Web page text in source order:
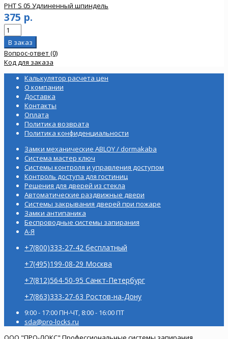
PHT S 05 Удлиненный шпиндель
375 р.
Вопрос-ответ (0)
Код для заказа
Калькулятор расчета цен
О компании
Доставка
Контакты
Оплата
Политика возврата
Политика конфиденциальности
Замки механические ABLOY / dormakaba
Система мастер ключ
Системы контроля и управления доступом
Контроль доступа для гостиниц
Решения для дверей из стекла
Автоматические раздвижные двери
Системы закрывания дверей при пожаре
Замки антипаника
Беспроводные системы запирания
А-Я
+7(800)333-27-42 бесплатный
+7(495)199-08-29 Москва
+7(812)564-50-95 Санкт-Петербург
+7(863)333-27-63 Ростов-на-Дону
9:00 - 17:00 ПН-ЧТ, 8:00 - 16:00 ПТ
sda@pro-locks.ru